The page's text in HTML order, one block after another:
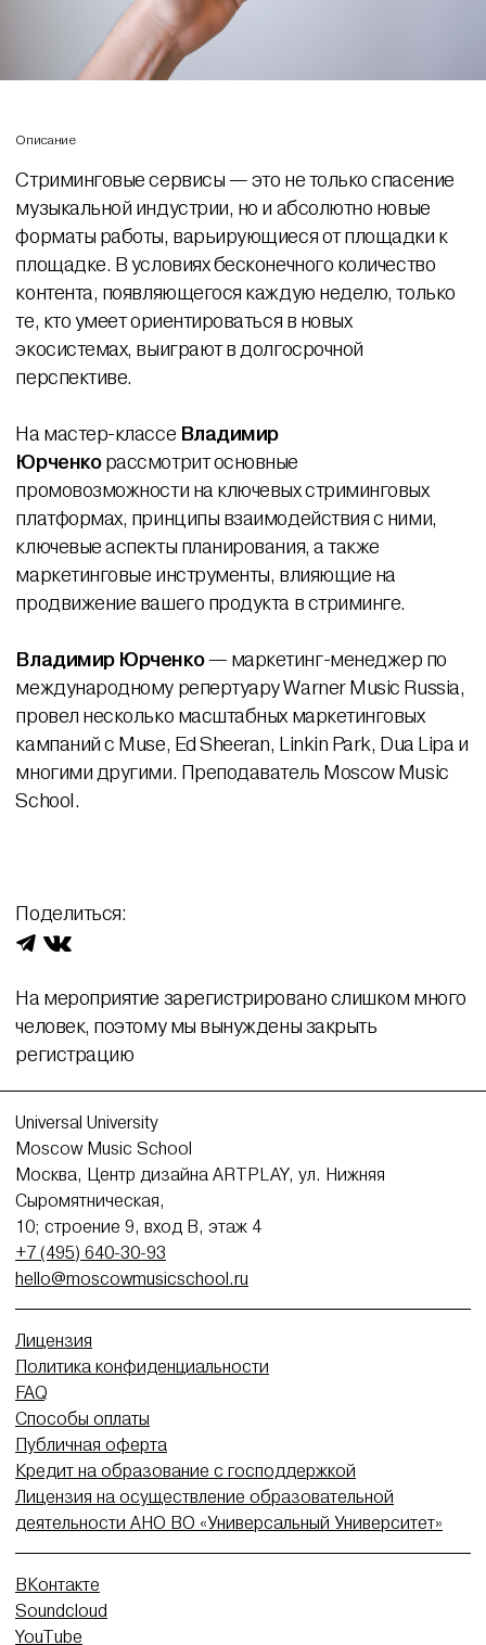
Описание
Стриминговые сервисы — это не только спасение
музыкальной индустрии, но и абсолютно новые
форматы работы, варьирующиеся от площадки к
площадке. В условиях бесконечного количество
контента, появляющегося каждую неделю, только
те, кто умеет ориентироваться в новых
экосистемах, выиграют в долгосрочной
перспективе.
На мастер-классе Владимир
Юрченкорассмотрит основные
промовозможности на ключевых стриминговых
платформах, принципы взаимодействия с ними,
ключевые аспекты планирования, а также
маркетинговые инструменты, влияющие на
продвижение вашего продукта в стриминге.
Владимир Юрченко— маркетинг-менеджер по
международному репертуаруWarner Music Russia,
провел несколько масштабных маркетинговых
кампаний с Muse, Ed Sheeran, Linkin Park, Dua Lipa и
многими другими. Преподаватель Moscow Music
School.
Поделиться:
На мероприятие зарегистрировано слишком много
человек, поэтому мы вынуждены закрыть
регистрацию
Universal University
Moscow Music School
Москва, Центр дизайна ARTPLAY, ул. Нижняя
Сыромятническая,
10; строение 9, вход В, этаж 4
+7 (495) 640-30-93
hello@moscowmusicschool.ru
Лицензия
Политика конфиденциальности
FAQ
Способы оплаты
Публичная оферта
Кредит на образование с господдержкой
Лицензия на осуществление образовательной
деятельности АНО ВО «Универсальный Университет»
ВКонтакте
Soundcloud
YouTube